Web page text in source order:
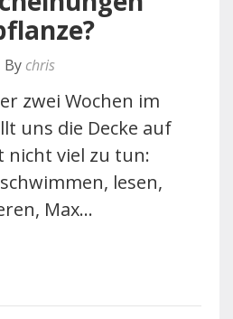
By chris
zwei Wochen im
uns die Decke auf
nicht viel zu tun:
lesen,
Max…